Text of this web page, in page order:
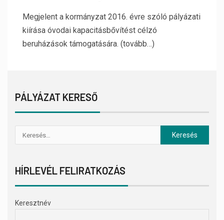
Megjelent a kormányzat 2016. évre szóló pályázati
kiírása óvodai kapacitásbővítést célzó
beruházások támogatására. (tovább…)
PÁLYÁZAT KERESŐ
HÍRLEVÉL FELIRATKOZÁS
Keresztnév